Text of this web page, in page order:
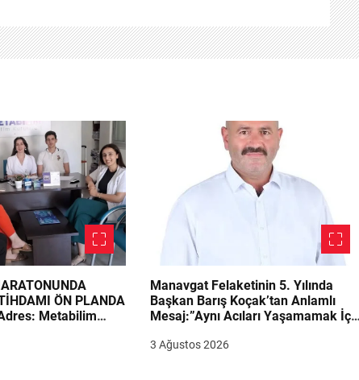
ÖN PLANDA
Metabilim
Manavgat Felaketinin 5. Yılında
Başkan Barış Koçak’tan Anlamlı
Mesaj:”Aynı Acıları Yaşamamak
3 Ağustos 2026